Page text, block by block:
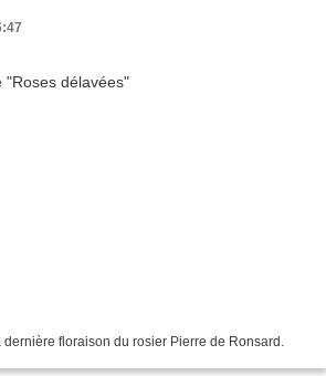
floraison du rosier Pierre de Ronsard.